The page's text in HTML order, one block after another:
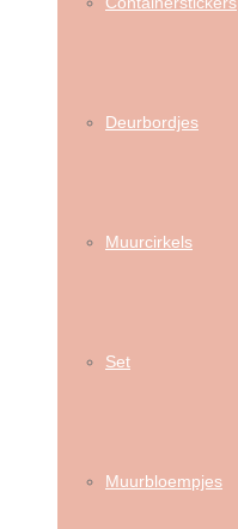
Deurbordjes
Muurcirkels
Set
Muurbloempjes